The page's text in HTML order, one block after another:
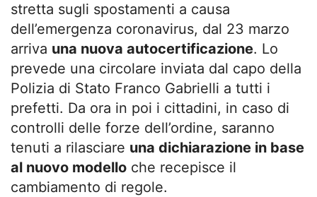
stretta sugli spostamenti a causa
dell’emergenza coronavirus, dal 23 marzo
arriva una nuova autocertificazione. Lo
prevede una circolare inviata dal capo della
Polizia di Stato Franco Gabrielli a tutti i
prefetti. Da ora in poi i cittadini, in caso di
controlli delle forze dell’ordine, saranno
tenuti a rilasciare una dichiarazione in base
al nuovo modello che recepisce il
cambiamento di regole.